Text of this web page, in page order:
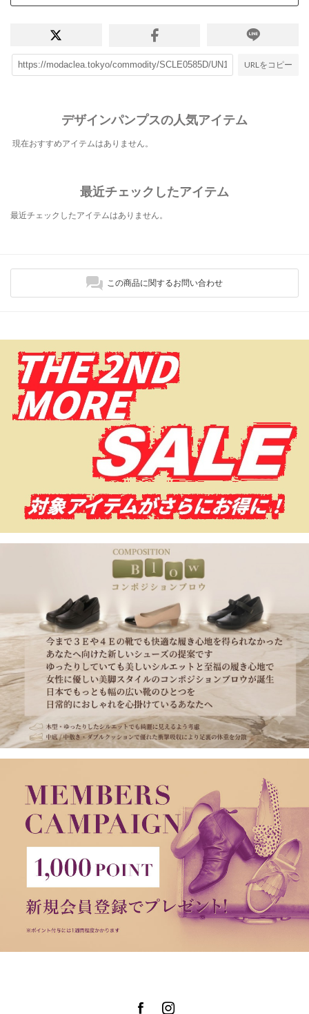
URLをコピー
デザインパンプスの人気アイテム
現在おすすめアイテムはありません。
最近チェックしたアイテム
最近チェックしたアイテムはありません。
この商品に関するお問い合わせ